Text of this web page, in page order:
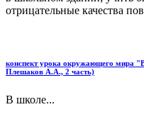
отрицатель­ные качества
конспект урока окружающего
Плешаков А.А., 2 часть)
В школе...